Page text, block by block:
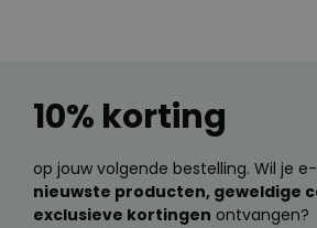
10% korting
op jouw volgende bestelling. Wil je
nieuwste producten, geweldige
exclusieve kortingen ontvangen?